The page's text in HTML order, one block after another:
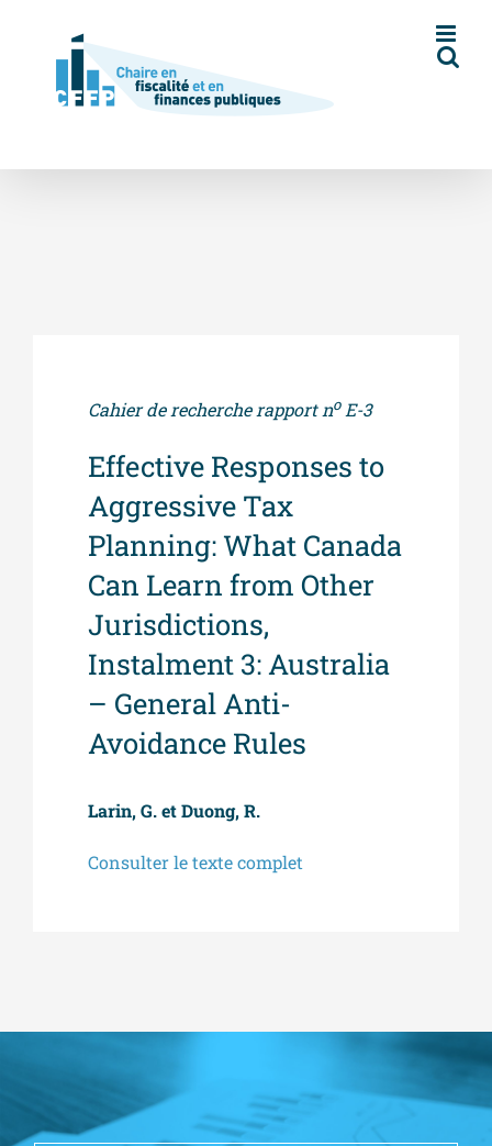
Cahier de recherche rapport noE-3
Effective Responses to
Aggressive Tax
Planning: What Canada
Can Learn from Other
Jurisdictions,
Instalment 3: Australia
– General Anti-
Avoidance Rules
Larin, G. et Duong, R.
Consulter le texte complet